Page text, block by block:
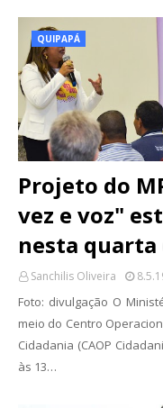
QUIPAPÁ
Projeto do
vez e voz"
nesta quarta
Sanchilis Oliveira
Foto: divulgação O
meio do Centro
Cidadania (CAOP
às 13…